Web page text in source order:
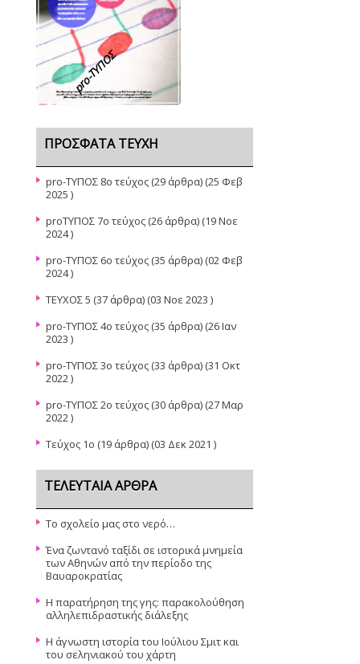
pro-TΥΠΟΣ
ΠΡΌΣΦΑΤΑ ΤΕΎΧΗ
pro-ΤΥΠΟΣ 8ο τεύχος (29 άρθρα) (25 Φεβ
2025 )
proΤΥΠΟΣ 7ο τεύχος (26 άρθρα) (19 Νοε
2024 )
pro-ΤΥΠΟΣ 6ο τεύχος (35 άρθρα) (02 Φεβ
2024 )
ΤΕΥΧΟΣ 5 (37 άρθρα) (03 Νοε 2023 )
pro-TYΠΟΣ 4ο τεύχος (35 άρθρα) (26 Ιαν
2023 )
pro-ΤΥΠΟΣ 3ο τεύχος (33 άρθρα) (31 Οκτ
2022 )
pro-ΤΥΠΟΣ 2ο τεύχος (30 άρθρα) (27 Μαρ
2022 )
Τεύχος 1ο (19 άρθρα) (03 Δεκ 2021 )
ΤΕΛΕΥΤΑΊΑ ΆΡΘΡΑ
Το σχολείο μας στο νερό…
Ένα ζωντανό ταξίδι σε ιστορικά μνημεία
των Αθηνών από την περίοδο της
Βαυαροκρατίας
Η παρατήρηση της γης: παρακολούθηση
αλληλεπιδραστικής διάλεξης
Η άγνωστη ιστορία του Ιούλιου Σμιτ και
του σεληνιακού του χάρτη